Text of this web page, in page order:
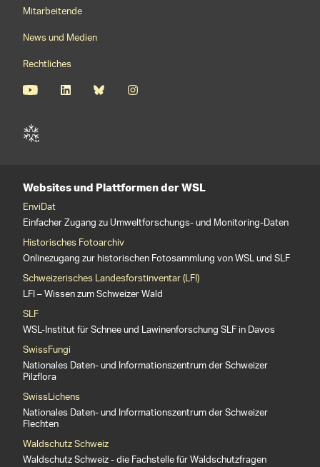
Mitarbeitende
News und Medien
Rechtliches
Websites und Plattformen der WSL
EnviDat
Einfacher Zugang zu Umweltforschungs- und Monitoring-Daten
Historisches Fotoarchiv
Onlinezugang zur historischen Fotosammlung von WSL und SLF
Schweizerisches Landesforstinventar (LFI)
LFI – Wissen zum Schweizer Wald
SLF
WSL-Institut für Schnee und Lawinenforschung SLF in Davos
SwissFungi
Nationales Daten- und Informationszentrum der Schweizer
Pilzflora
SwissLichens
Nationales Daten- und Informationszentrum der Schweizer
Flechten
Waldschutz Schweiz
Waldschutz Schweiz - die Fachstelle für Waldschutzfragen